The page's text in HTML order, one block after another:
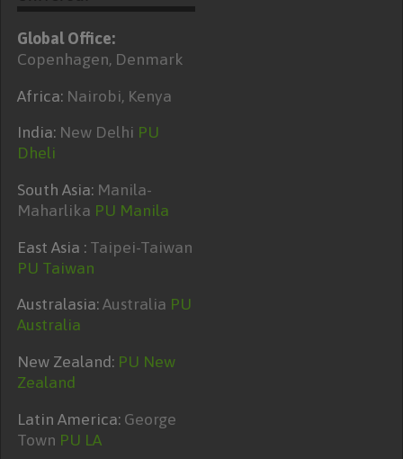
Global Office:
Copenhagen, Denmark
Africa: Nairobi, Kenya
India: New Delhi PU
Dheli
South Asia: Manila-
Maharlika PU Manila
East Asia : Taipei-Taiwan
PU Taiwan
Australasia:Australia PU
Australia
New Zealand: PU New
Zealand
Latin America: George
Town PU LA